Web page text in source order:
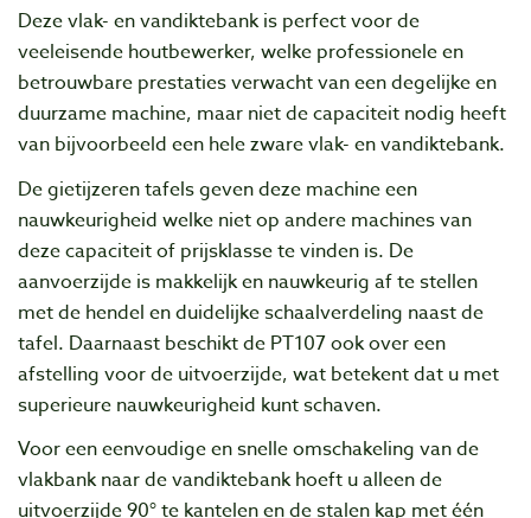
Deze vlak- en vandiktebank is perfect voor de
veeleisende houtbewerker, welke professionele en
betrouwbare prestaties verwacht van een degelijke en
duurzame machine, maar niet de capaciteit nodig heeft
van bijvoorbeeld een hele zware vlak- en vandiktebank.
De gietijzeren tafels geven deze machine een
nauwkeurigheid welke niet op andere machines van
deze capaciteit of prijsklasse te vinden is. De
aanvoerzijde is makkelijk en nauwkeurig af te stellen
met de hendel en duidelijke schaalverdeling naast de
tafel. Daarnaast beschikt de PT107 ook over een
afstelling voor de uitvoerzijde, wat betekent dat u met
superieure nauwkeurigheid kunt schaven.
Voor een eenvoudige en snelle omschakeling van de
vlakbank naar de vandiktebank hoeft u alleen de
uitvoerzijde 90° te kantelen en de stalen kap met één